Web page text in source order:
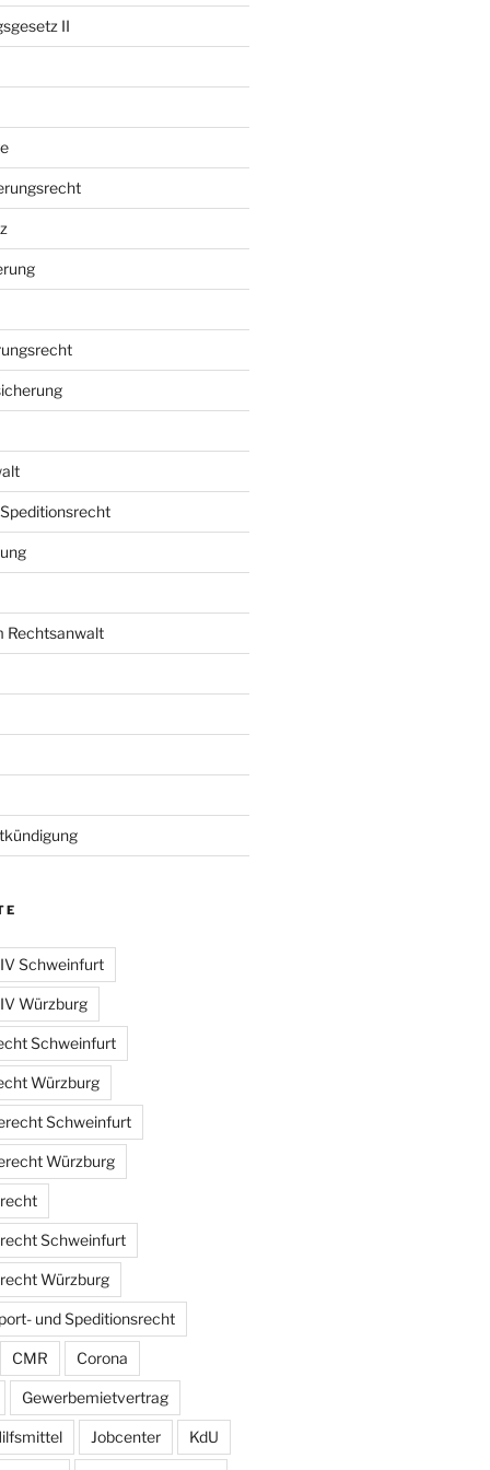
II
Rechtsanwalt
Schweinfurt
Würzburg
Schweinfurt
Würzburg
Schweinfurt
Würzburg
Schweinfurt
Würzburg
und Speditionsrecht
CMR Corona
Gewerbemietvertrag
Jobcenter KdU